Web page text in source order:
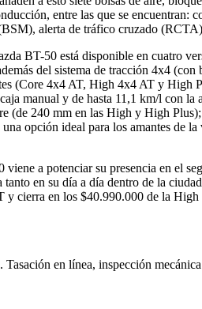
entre las que se
alerta de tráfico cruzado
BT-50 está disponible en cuatro
del sistema de tracción 4x4
(Core 4x4 AT, High 4x4 AT y
manual y de hasta 11,1 km/l con
(de 240 mm en las High y High
opción ideal para los amantes de
a potenciar su presencia en el
en su día a día dentro de la
cierra en los $40.990.000 de la
en línea, inspección